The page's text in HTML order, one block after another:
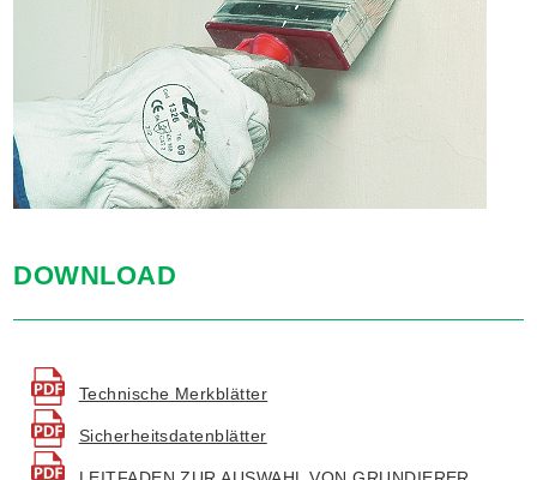
DOWNLOAD
Technische Merkblätter
Sicherheitsdatenblätter